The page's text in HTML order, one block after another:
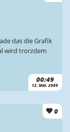
00:49
12. MAI. 2009
das die Grafik
wird trorzdem
0